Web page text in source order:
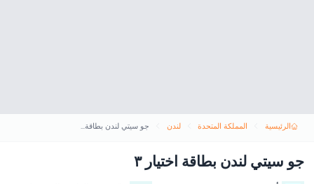
الرئيسية المملكة المتحدة لندن جو سيتي لندن بطاقة اختيار ٣
جو سيتي لندن بطاقة اختيار ٣